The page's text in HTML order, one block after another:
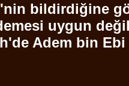
bildirdiğine
demesi uygun
Adem bin Ebi